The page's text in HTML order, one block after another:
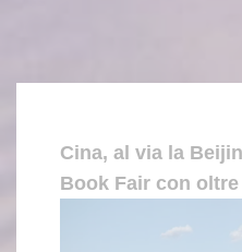
Cina, al via la
Book Fair con